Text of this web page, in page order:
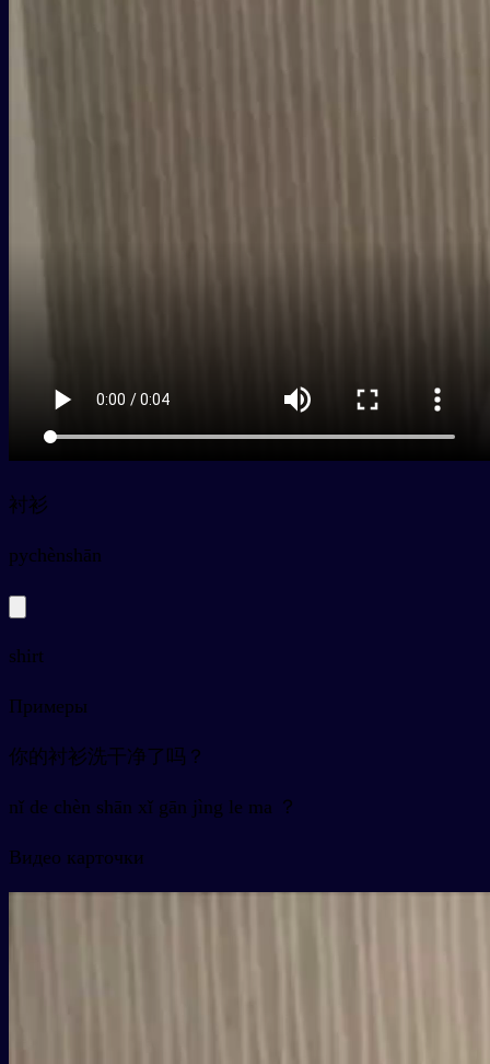
衬衫
pychènshān
shirt
Примеры
你的衬衫洗干净了吗？
nǐ de chèn shān xǐ gān jìng le ma ？
Видео карточки